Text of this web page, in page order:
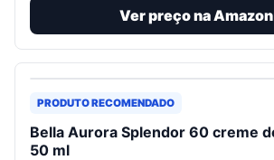
Ver preço na Amazon
PRODUTO RECOMENDADO
Bella Aurora Splendor 60 creme
50 ml